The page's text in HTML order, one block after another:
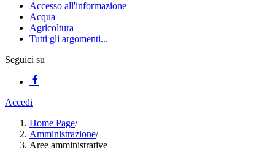
Accesso all'informazione
Acqua
Agricoltura
Tutti gli argomenti...
Seguici su
Accedi
Home Page/
Amministrazione/
Aree amministrative